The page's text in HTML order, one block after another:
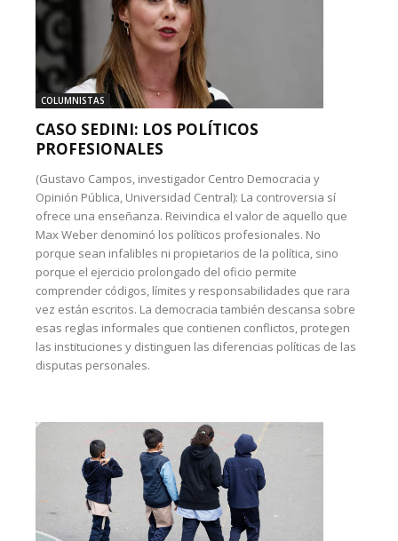
COLUMNISTAS
CASO SEDINI: LOS POLÍTICOS
PROFESIONALES
(Gustavo Campos, investigador Centro Democracia y
Opinión Pública, Universidad Central): La controversia sí
ofrece una enseñanza. Reivindica el valor de aquello que
Max Weber denominó los políticos profesionales. No
porque sean infalibles ni propietarios de la política, sino
porque el ejercicio prolongado del oficio permite
comprender códigos, límites y responsabilidades que rara
vez están escritos. La democracia también descansa sobre
esas reglas informales que contienen conflictos, protegen
las instituciones y distinguen las diferencias políticas de las
disputas personales.